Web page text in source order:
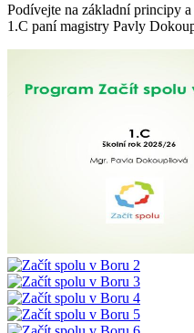
Podívejte na základní principy
1.C paní magistry Pavly